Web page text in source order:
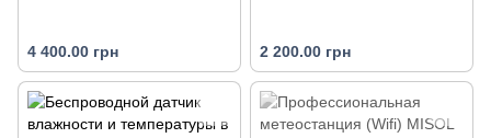
4 400.00 грн 2 200.00 грн